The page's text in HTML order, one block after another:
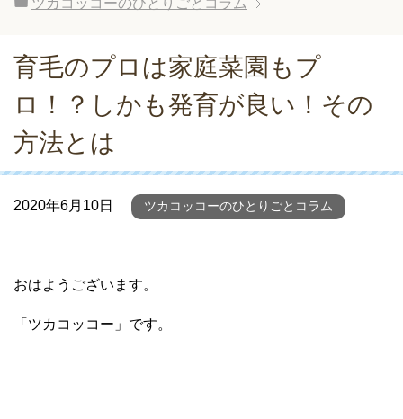
ツカコッコーのひとりごとコラム
育毛のプロは家庭菜園もプ
ロ！？しかも発育が良い！その
方法とは
2020年6月10日 ツカコッコーのひとりごとコラム
おはようございます。
「ツカコッコー」です。